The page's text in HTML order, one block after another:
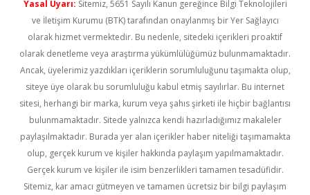
Yasal Uyarı: Sitemiz, 5651 Sayılı Kanun gereğince Bilgi Teknolojileri
ve İletişim Kurumu (BTK) tarafından onaylanmış bir Yer Sağlayıcı
olarak hizmet vermektedir. Bu nedenle, sitedeki içerikleri proaktif
olarak denetleme veya araştırma yükümlülüğümüz bulunmamaktadır.
Ancak, üyelerimiz yazdıkları içeriklerin sorumluluğunu taşımakta olup,
siteye üye olarak bu sorumluluğu kabul etmiş sayılırlar. Bu internet
sitesi, herhangi bir marka, kurum veya şahıs şirketi ile hiçbir bağlantısı
bulunmamaktadır. Sitede yalnızca kendi hazırladığımız makaleler
paylaşılmaktadır. Burada yer alan içerikler haber niteliği taşımamakta
olup, gerçek kurum ve kişiler hakkında paylaşım yapılmamaktadır.
Gerçek kurum ve kişiler ile isim benzerlikleri tamamen tesadüfidir.
Sitemiz, kar amacı gütmeyen ve tamamen ücretsiz bir bilgi paylaşım